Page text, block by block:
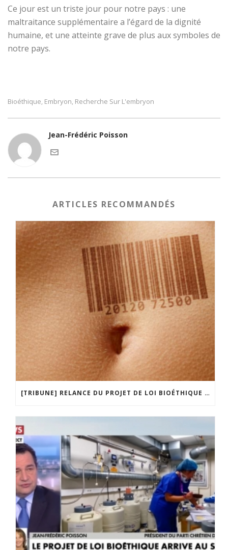
Ce jour est un triste jour pour notre pays : une
maltraitance supplémentaire a l’égard de la dignité
humaine, et une atteinte grave de plus aux symboles de
notre pays.
Bioéthique, Embryon, Recherche Sur L'embryon
Jean-Frédéric Poisson
ARTICLES RECOMMANDÉS
[TRIBUNE] RELANCE DU PROJET DE LOI BIOÉTHIQUE : LA FOLIE D’UN GOUVERNEMENT SANS LIMITE !